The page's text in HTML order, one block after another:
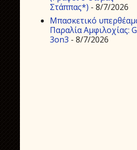
Στάππας*) - 8/7/2026
Μπασκετικό
Παραλία Αμφιλοχίας:
3on3 - 8/7/2026